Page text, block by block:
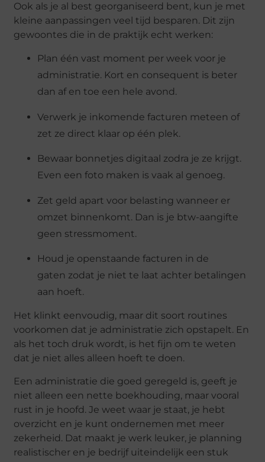
Ook als je al best georganiseerd bent, kun je met
kleine aanpassingen veel tijd besparen. Dit zijn
gewoontes die in de praktijk echt werken:
Plan één vast moment per week voor je
administratie. Kort en consequent is beter
dan af en toe een hele avond.
Verwerk je inkomende facturen meteen of
zet ze direct klaar op één plek.
Bewaar bonnetjes digitaal zodra je ze krijgt.
Even een foto maken is vaak al genoeg.
Zet geld apart voor belasting wanneer er
omzet binnenkomt. Dan is je btw-aangifte
geen stressmoment.
Houd je openstaande facturen in de
gaten zodat je niet te laat achter betalingen
aan hoeft.
Het klinkt eenvoudig, maar dit soort routines
voorkomen dat je administratie zich opstapelt. En
als het toch druk wordt, is het fijn om te weten
dat je niet alles alleen hoeft te doen.
Een administratie die goed geregeld is, geeft je
niet alleen een nette boekhouding, maar vooral
rust in je hoofd. Je weet waar je staat, je hebt
overzicht en je kunt ondernemen met meer
zekerheid. Dat maakt je werk leuker, je planning
realistischer en je bedrijf uiteindelijk een stuk